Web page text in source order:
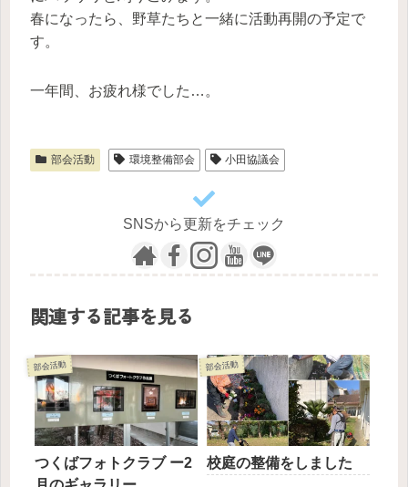
春になったら、野草たちと一緒に活動再開の予定で
す。
一年間、お疲れ様でした…。
部会活動 環境整備部会 小田協議会
SNSから更新をチェック
関連する記事を見る
部会活動
つくばフォトクラブ ー2
部会活動
校庭の整備をしました